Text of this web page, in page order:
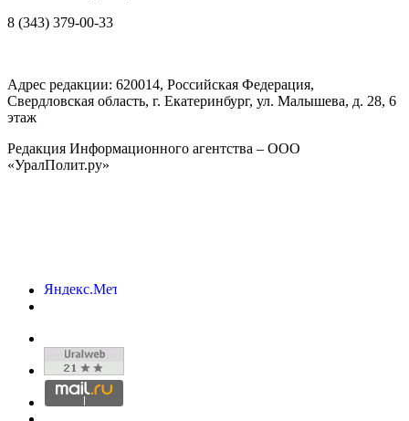
8 (343) 379-00-33
Адрес редакции: 620014, Российская Федерация,
Свердловская область, г. Екатеринбург, ул. Малышева, д. 28, 6
этаж
Редакция Информационного агентства – ООО
«УралПолит.ру»